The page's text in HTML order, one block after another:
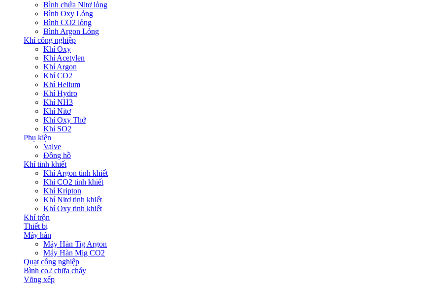
Bình chứa Nitơ lỏng
Bình Oxy Lỏng
Bình CO2 lỏng
Bình Argon Lỏng
Khí công nghiệp
Khí Oxy
Khí Acetylen
Khí Argon
Khí CO2
Khí Helium
Khí Hydro
Khí NH3
Khí Nitơ
Khí Oxy Thở
Khí SO2
Phụ kiện
Valve
Đồng hồ
Khí tinh khiết
Khí Argon tinh khiết
Khí CO2 tinh khiết
Khí Kripton
Khí Nitơ tinh khiết
Khí Oxy tinh khiết
Khí trộn
Thiết bị
Máy hàn
Máy Hàn Tig Argon
Máy Hàn Mig CO2
Quạt công nghiệp
Bình co2 chữa cháy
Võng xếp